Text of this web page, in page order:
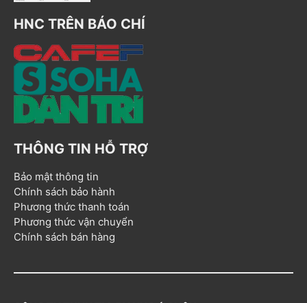
HNC TRÊN BÁO CHÍ
THÔNG TIN HỖ TRỢ
Bảo mật thông tin
Chính sách bảo hành
Phương thức thanh toán
Phương thức vận chuyển
Chính sách bán hàng